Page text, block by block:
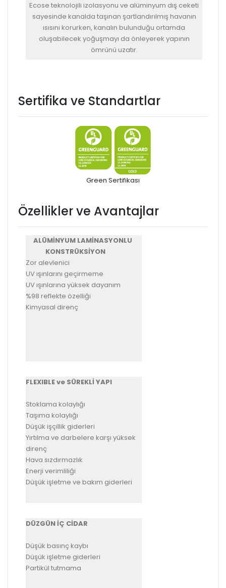
Ecose teknolojili izolasyonu ve alüminyum dış ceketi
sayesinde kanalda taşınan şartlandırılmış havanın
ısısını korurken, kanalın bulunduğu ortamda
oluşabilecek yoğuşmayı da önleyerek yapının
ömrünü uzatır.
Sertifika ve Standartlar
Green Sertifikası
Özellikler ve Avantajlar
ALÜMİNYUM LAMİNASYONLU
KONSTRÜKSİYON
Zor alevlenici
UV ışınlarını geçirmeme
UV ışınlarına yüksek dayanım
%98 reflekte özelliği
Kimyasal direnç
FLEXIBLE ve SÜREKLİ YAPI
Stoklama kolaylığı
Taşıma kolaylığı
Düşük işçillik giderleri
Yırtılma ve darbelere karşı yüksek
direnç
Hava sızdırmazlık
Enerji verimliliği
Düşük işletme ve bakım giderleri
DÜZGÜN İÇ CİDAR
Düşük basınç kaybı
Düşük işletme giderleri
Partikül tutmama